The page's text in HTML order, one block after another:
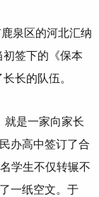
泉区的河北汇纳
签下的《保本
长的队伍。
就是一家向家长
办高中签订了合
学生不仅转辗不
一纸空文。于